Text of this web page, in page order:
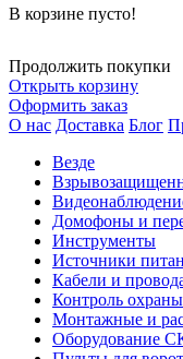
В корзине пусто!
Продолжить покупки
Открыть корзину
Оформить заказ
О нас Доставка Блог
Везде
Домофоны и
Инструменты
Источники
Кабели и
Контроль охраны
Монтажные и
Оборудование